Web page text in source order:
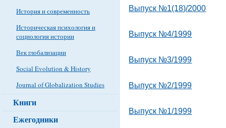
Выпуск №1(18)/2000
Выпуск №4/1999
Выпуск №3/1999
Выпуск №2/1999
Выпуск №1/1999
История и современность
Историческая психология и
социология истории
Век глобализации
Social Evolution & History
Journal of Globalization Studies
Книги
Ежегодники